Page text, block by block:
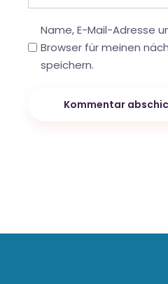
Name, E-Mail-Adresse
Browser für meinen
speichern.
Kommentar